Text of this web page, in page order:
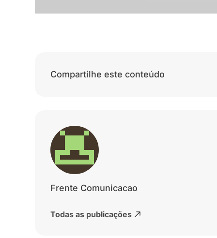
Compartilhe este conteúdo
Frente Comunicacao
Todas as publicações